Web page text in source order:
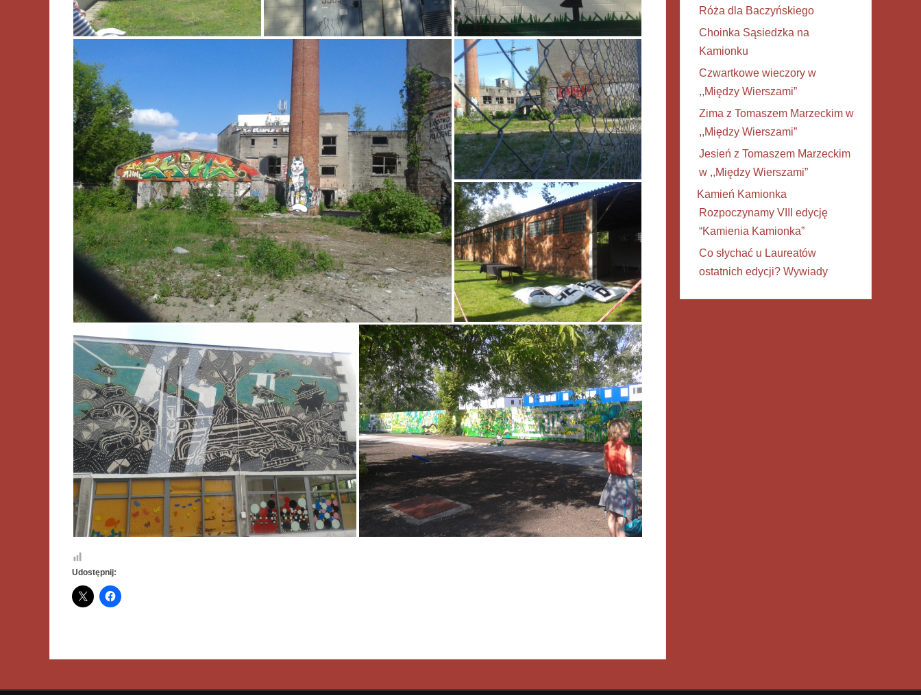
Udostępnij:
Róża dla Baczyńskiego
Choinka Sąsiedzka na
Kamionku
Czwartkowe wieczory w
,,Między Wierszami”
Zima z Tomaszem Marzeckim w
,,Między Wierszami”
Jesień z Tomaszem Marzeckim
w ,,Między Wierszami”
Kamień Kamionka
Rozpoczynamy VIII edycję
“Kamienia Kamionka”
Co słychać u Laureatów
ostatnich edycji? Wywiady